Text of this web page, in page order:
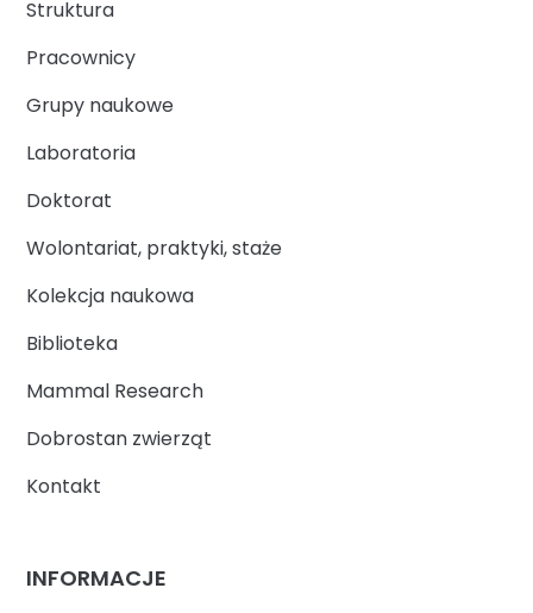
Struktura
Pracownicy
Grupy naukowe
Laboratoria
Doktorat
Wolontariat, praktyki, staże
Kolekcja naukowa
Biblioteka
Mammal Research
Dobrostan zwierząt
Kontakt
INFORMACJE